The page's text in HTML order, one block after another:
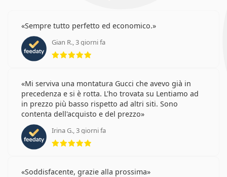
Sempre tutto perfetto ed economico.
Gian R., 3 giorni fa
Mi serviva una montatura Gucci che avevo già in
precedenza e si è rotta. L'ho trovata su Lentiamo ad
in prezzo più basso rispetto ad altri siti. Sono
contenta dell'acquisto e del prezzo
Irina G., 3 giorni fa
Soddisfacente, grazie alla prossima